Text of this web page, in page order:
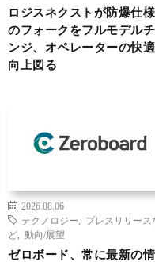
ロジスネクストが防爆仕
のフォークをフルモデル
ンジ、オペレーターの快
向上図る
2026.08.06
テクノロジー
プレスリリース
ど
動向/展望
ゼロボード、常に最新の